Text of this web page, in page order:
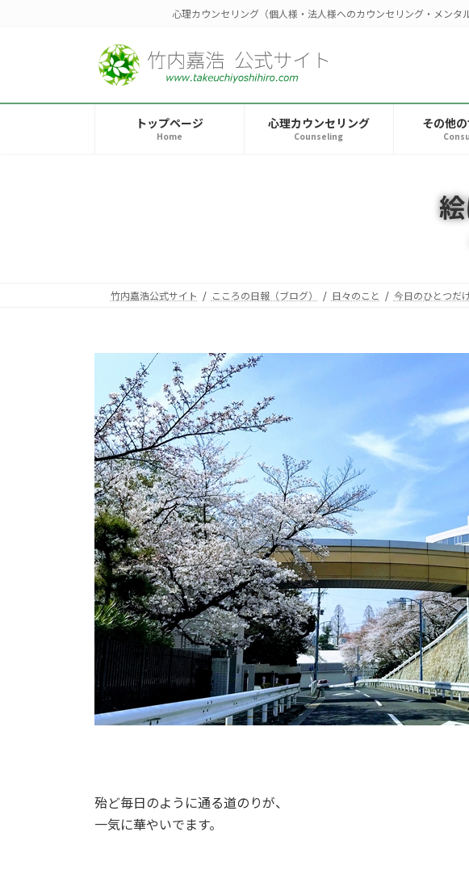
へ
ョ
心理カウンセリング（個人様・法人様へのカウンセリング・メン
トップページ
Home
心理カウンセリング
Counseling
その他
竹内嘉浩公式サイト こころの日報（ブログ） 日々のこと 今日のひとつだ
殆ど毎日のように通る道のりが、
一気に華やいでます。